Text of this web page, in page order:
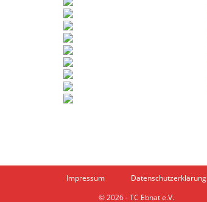
Impressum
Datenschutzerklärung
© 2026 - TC Ebnat e.V.